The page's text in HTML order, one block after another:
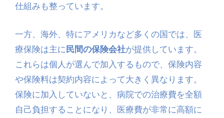
仕組みも整っています。
一方、海外、特にアメリカなど多くの国では、医
療保険は主に 民間の保険会社が提供しています。
これらは個人が選んで加入するもので、保険内容
や保険料は契約内容によって大きく異なります。
保険に加入していないと、病院での治療費を全額
自己負担することになり、医療費が非常に高額に